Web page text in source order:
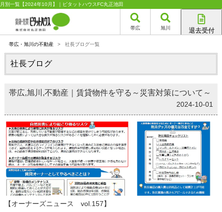
月別一覧【2024年10月】｜ピタットハウスFC丸正池田
帯広 旭川 退去受付
帯広・旭川の不動産 > 社長ブログ一覧
社長ブログ
帯広,旭川,不動産｜賃貸物件を守る～災害対策について～
2024-10-01
【オーナーズニュース vol.157】